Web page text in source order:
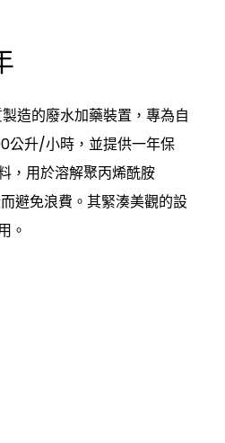
造的廢水加藥裝置，專為自
公升/小時，並提供一年保
，用於溶解聚丙烯酰胺
避免浪費。其緊湊美觀的設
。